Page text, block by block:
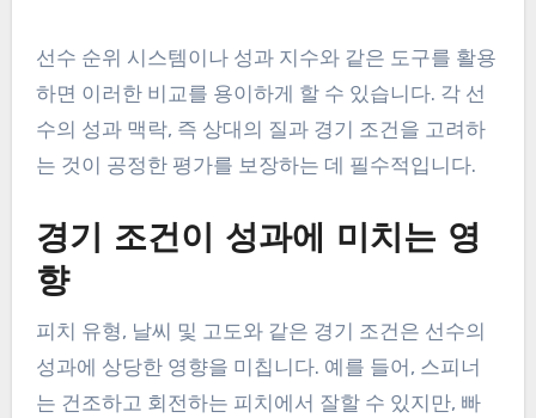
선수 순위 시스템이나 성과 지수와 같은 도구를 활용
하면 이러한 비교를 용이하게 할 수 있습니다. 각 선
수의 성과 맥락, 즉 상대의 질과 경기 조건을 고려하
는 것이 공정한 평가를 보장하는 데 필수적입니다.
경기 조건이 성과에 미치는 영
향
피치 유형, 날씨 및 고도와 같은 경기 조건은 선수의
성과에 상당한 영향을 미칩니다. 예를 들어, 스피너
는 건조하고 회전하는 피치에서 잘할 수 있지만, 빠